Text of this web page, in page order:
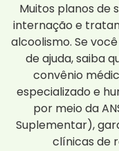
Muitos planos de
internação e
alcoolismo. Se
de ajuda, saiba
convênio
especializado e
por meio da
Suplementar),
clínicas de